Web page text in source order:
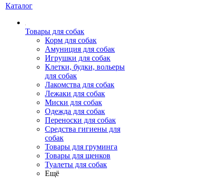
Каталог
Товары для собак
Корм для собак
Амуниция для собак
Игрушки для собак
Клетки, будки, вольеры
для собак
Лакомства для собак
Лежаки для собак
Миски для собак
Одежда для собак
Переноски для собак
Средства гигиены для
собак
Товары для груминга
Товары для щенков
Туалеты для собак
Ещё